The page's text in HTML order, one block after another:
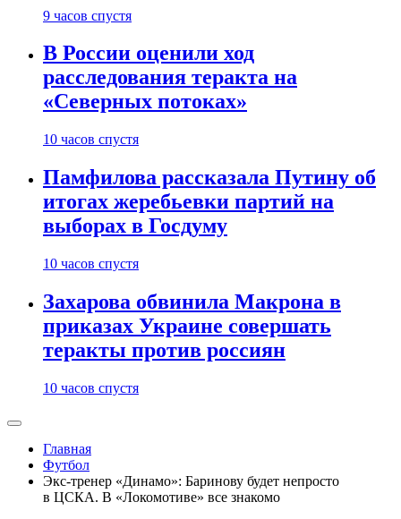
9 часов спустя
В России оценили ход
расследования теракта на
«Северных потоках»
10 часов спустя
Памфилова рассказала Путину об
итогах жеребьевки партий на
выборах в Госдуму
10 часов спустя
Захарова обвинила Макрона в
приказах Украине совершать
теракты против россиян
10 часов спустя
Главная
Футбол
Экс-тренер «Динамо»: Баринову будет непросто
в ЦСКА. В «Локомотиве» все знакомо